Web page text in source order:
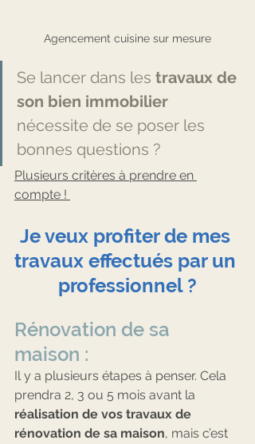
Agencement cuisine sur mesure
Se lancer dans les travaux de
son bien immobilier
nécessite de se poser les
bonnes questions ?
Plusieurs critères à prendre en
compte !
Je veux profiter de mes
travaux effectués par un
professionnel ?
Rénovation de sa
maison :
Il y a plusieurs étapes à penser. Cela
prendra 2, 3 ou 5 mois avant la
réalisation de vos travaux de
rénovation de sa maison, mais c’est